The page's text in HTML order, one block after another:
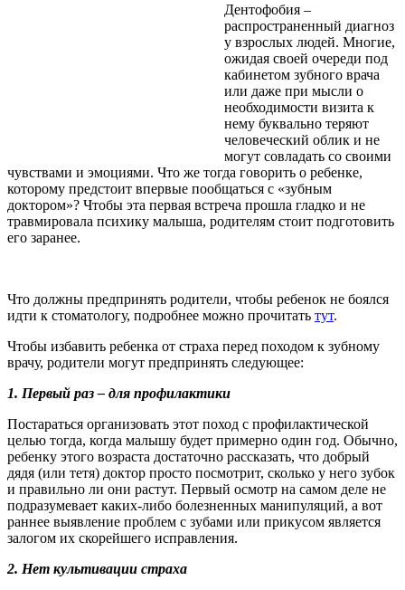
Дентофобия –
распространенный диагноз
у взрослых людей. Многие,
ожидая своей очереди под
кабинетом зубного врача
или даже при мысли о
необходимости визита к
нему буквально теряют
человеческий облик и не
могут совладать со своими
чувствами и эмоциями. Что же тогда говорить о ребенке,
которому предстоит впервые пообщаться с «зубным
доктором»? Чтобы эта первая встреча прошла гладко и не
травмировала психику малыша, родителям стоит подготовить
его заранее.
Что должны предпринять родители, чтобы ребенок не боялся
идти к стоматологу, подробнее можно прочитать тут.
Чтобы избавить ребенка от страха перед походом к зубному
врачу, родители могут предпринять следующее:
1. Первый раз – для профилактики
Постараться организовать этот поход с профилактической
целью тогда, когда малышу будет примерно один год. Обычно,
ребенку этого возраста достаточно рассказать, что добрый
дядя (или тетя) доктор просто посмотрит, сколько у него зубок
и правильно ли они растут. Первый осмотр на самом деле не
подразумевает каких-либо болезненных манипуляций, а вот
раннее выявление проблем с зубами или прикусом является
залогом их скорейшего исправления.
2. Нет культивации страха